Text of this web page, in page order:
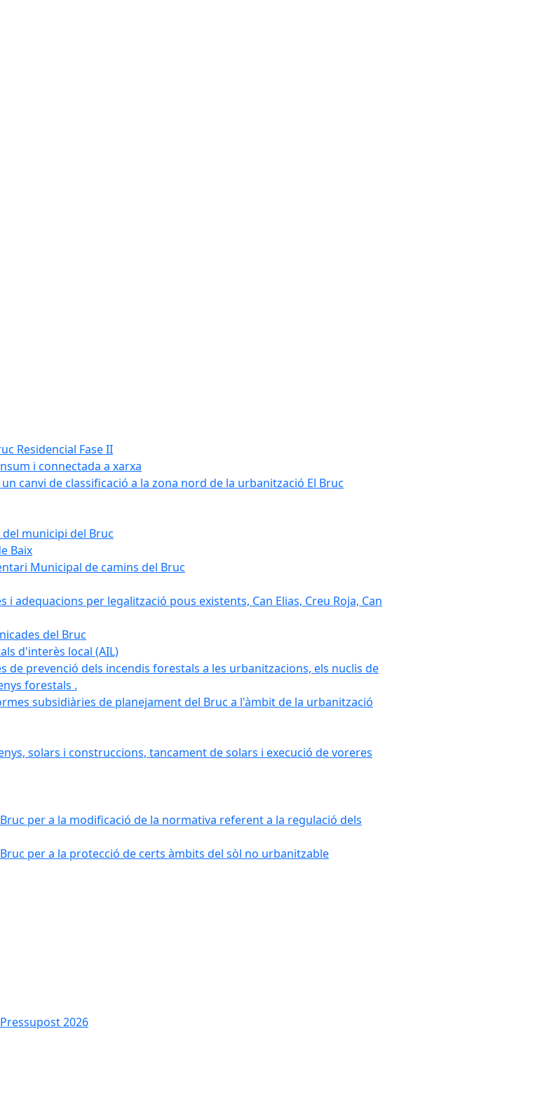
Residencial Fase II
i connectada a xarxa
canvi de classificació a la zona nord de la urbanització El Bruc
municipi del Bruc
Baix
Municipal de camins del Bruc
per legalització pous existents, Can Elias, Creu Roja, Can
del Bruc
d'interès local (AIL)
prevenció dels incendis forestals a les urbanitzacions, els nuclis de
forestals .
subsidiàries de planejament del Bruc a l'àmbit de la urbanització
solars i construccions, tancament de solars i execució de voreres
per a la modificació de la normativa referent a la regulació dels
per a la protecció de certs àmbits del sòl no urbanitzable
2026